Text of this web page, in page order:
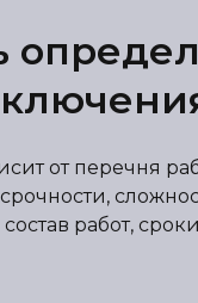
от перечня
работ,